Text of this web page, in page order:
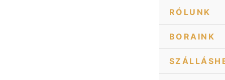
RÓLUNK
BORAINK